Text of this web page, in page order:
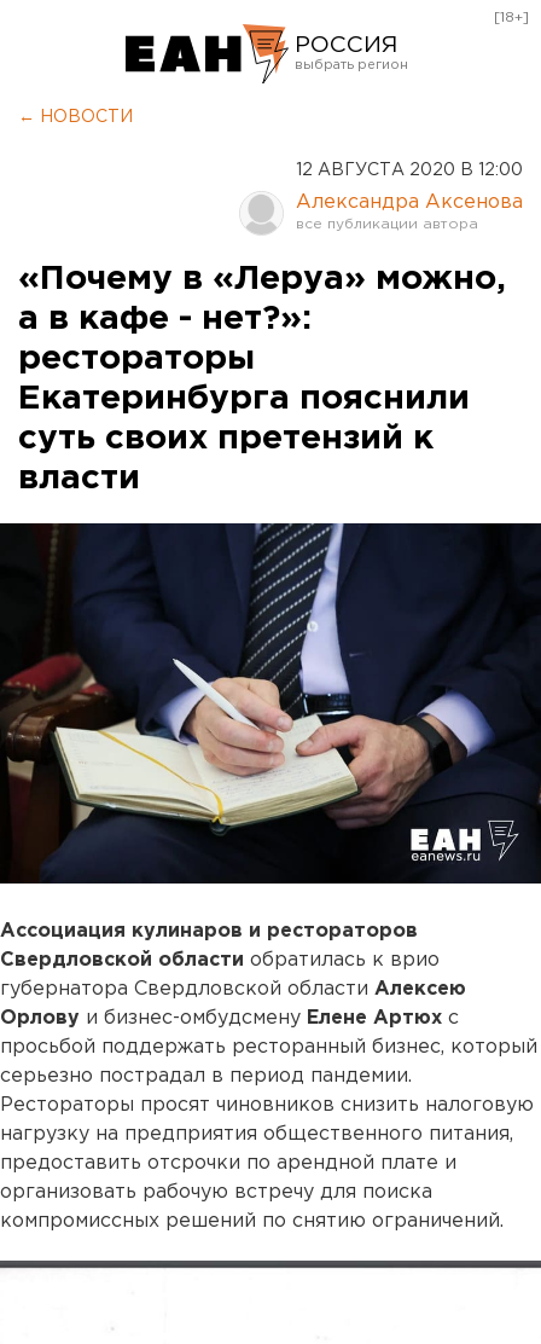
РОССИЯ
Оренбург
[18+]
← НОВОСТИ
12 АВГУСТА 2020 В 12:00
Александра Аксенова
«Почему в «Леруа» можно,
а в кафе - нет?»:
рестораторы
Екатеринбурга пояснили
суть своих претензий к
власти
Ассоциация кулинаров и рестораторов
Свердловской области обратилась к врио
губернатора Свердловской области Алексею
Орлову и бизнес-омбудсмену Елене Артюх с
просьбой поддержать ресторанный бизнес, который
серьезно пострадал в период пандемии.
Рестораторы просят чиновников снизить налоговую
нагрузку на предприятия общественного питания,
предоставить отсрочки по арендной плате и
организовать рабочую встречу для поиска
компромиссных решений по снятию ограничений.